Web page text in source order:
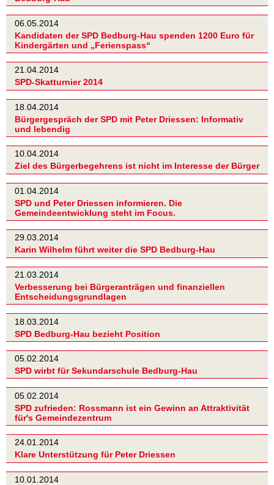
06.05.2014
Kandidaten der SPD Bedburg-Hau spenden 1200 Euro für
Kindergärten und „Ferienspass“
21.04.2014
SPD-Skatturnier 2014
18.04.2014
Bürgergespräch der SPD mit Peter Driessen: Informativ
und lebendig
10.04.2014
Ziel des Bürgerbegehrens ist nicht im Interesse der Bürger
01.04.2014
SPD und Peter Driessen informieren. Die
Gemeindeentwicklung steht im Focus.
29.03.2014
Karin Wilhelm führt weiter die SPD Bedburg-Hau
21.03.2014
Verbesserung bei Bürgeranträgen und finanziellen
Entscheidungsgrundlagen
18.03.2014
SPD Bedburg-Hau bezieht Position
05.02.2014
SPD wirbt für Sekundarschule Bedburg-Hau
05.02.2014
SPD zufrieden: Rossmann ist ein Gewinn an Attraktivität
für's Gemeindezentrum
24.01.2014
Klare Unterstützung für Peter Driessen
10.01.2014